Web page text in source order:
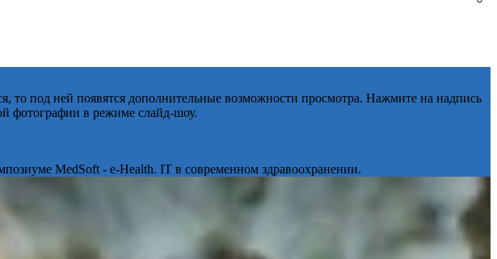
под ней появятся дополнительные возможности просмотра. Нажмите на надпись
фотографии в режиме слайд-шоу.
MedSoft - e-Health. IT в современном здравоохранении.